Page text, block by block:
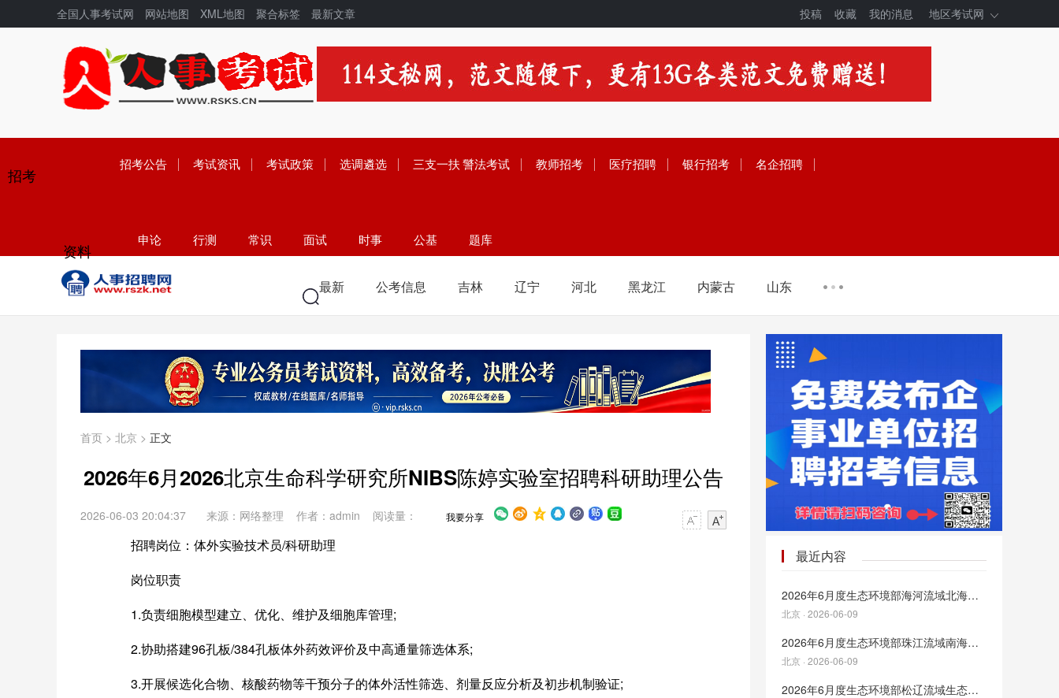
全国人事考试网 网站地图 XML地图 聚合标签 最新文章 投稿 收藏 我的消息 地区考试网
招考
招考公告 考试资讯 考试政策 选调遴选 三支一扶警法考试 教师招考 医疗招聘 银行招考 名企招聘
资料
申论 行测 常识 面试 时事 公基
题库
最新 公考信息 吉林 辽宁 河北 黑龙江 内蒙古 山东
首页 > 北京 > 正文
2026年6月2026北京生命科学研究所NIBS陈婷实验室招聘科研助理公告
2026-06-03 20:04:37 来源：网络整理 作者：admin 阅读量： 我要分享
招聘岗位：体外实验技术员/科研助理
岗位职责
1.负责细胞模型建立、优化、维护及细胞库管理;
2.协助搭建96孔板/384孔板体外药效评价及中高通量筛选体系;
3.开展候选化合物、核酸药物等干预分子的体外活性筛选、剂量反应分析及初步机制验证;
最近内容
2026年6月度生态环境部海河流域北海海域生态环境监督管理局生态环境监测与科学研究中心面向社会招聘工作人员公告
北京 · 2026-06-09
2026年6月度生态环境部珠江流域南海海域生态环境监督管理局生态环境监测与科学研究中心面向社会招聘工作人员公告
北京 · 2026-06-09
2026年6月度生态环境部松辽流域生态环境监督管理局生态环境监测与科学研究中心面向社会招聘工作人员公告